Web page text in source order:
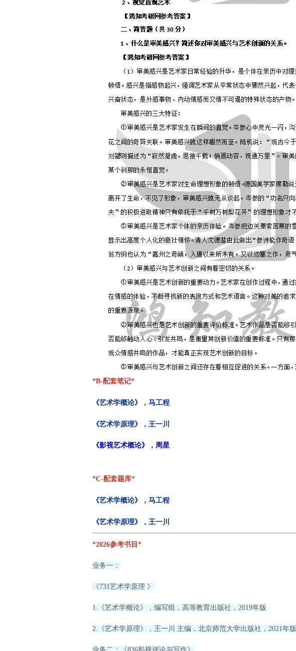
*B-配套笔记*
《艺术学概论》，马工程
《艺术学原理》，王一川
《影视艺术概论》，周星
*C-配套题库*
《艺术学概论》，马工程
《艺术学原理》，王一川
*2026参考书目*
业务一：
《731艺术学原理 》
1.《艺术学概论》，编写组，高等教育出版社，2019年版
2.《艺术学原理》，王一川 主编，北京师范大学出版社，2021年版